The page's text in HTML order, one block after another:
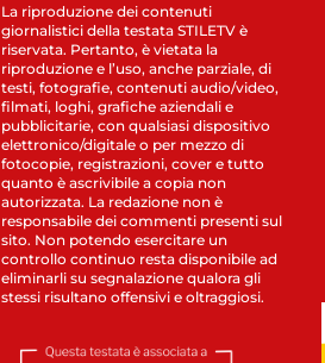
La riproduzione dei contenuti
giornalistici della testata STILETV è
riservata. Pertanto, è vietata la
riproduzione e l’uso, anche parziale, di
testi, fotografie, contenuti audio/video,
filmati, loghi, grafiche aziendali e
pubblicitarie, con qualsiasi dispositivo
elettronico/digitale o per mezzo di
fotocopie, registrazioni, cover e tutto
quanto è ascrivibile a copia non
autorizzata. La redazione non è
responsabile dei commenti presenti sul
sito. Non potendo esercitare un
controllo continuo resta disponibile ad
eliminarli su segnalazione qualora gli
stessi risultano offensivi e oltraggiosi.